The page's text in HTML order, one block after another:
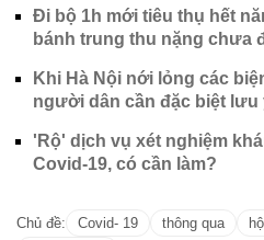
Đi bộ 1h mới tiêu thụ hết
bánh trung thu nặng chưa
Khi Hà Nội nới lỏng các
người dân cần đặc biệt lưu
'Rộ' dịch vụ xét nghiệm
Covid-19, có cần làm?
Chủ đề: Covid- 19 thông qua